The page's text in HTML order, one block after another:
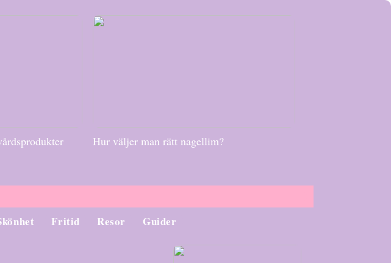
Hur väljer man rätt nagellim?
Fritid Resor Guider